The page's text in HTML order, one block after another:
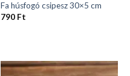
Fa húsfogó csipesz 30×5 cm
790 Ft